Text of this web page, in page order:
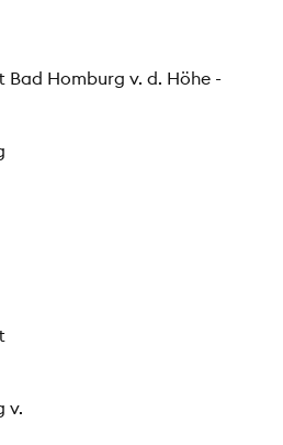
Homburg v. d. Höhe -
v.